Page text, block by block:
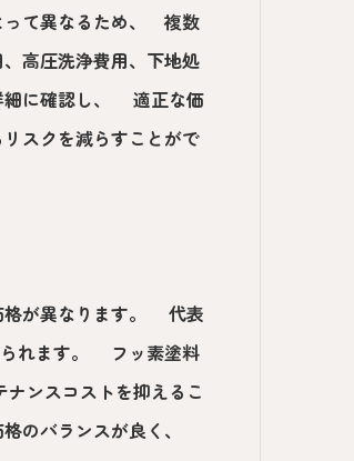
って異なるため、 複数
高圧洗浄費用、下地処
細に確認し、 適正な価
スクを減らすことがで
格が異なります。 代表
られます。 フッ素塗料
ンスコストを抑えるこ
のバランスが良く、